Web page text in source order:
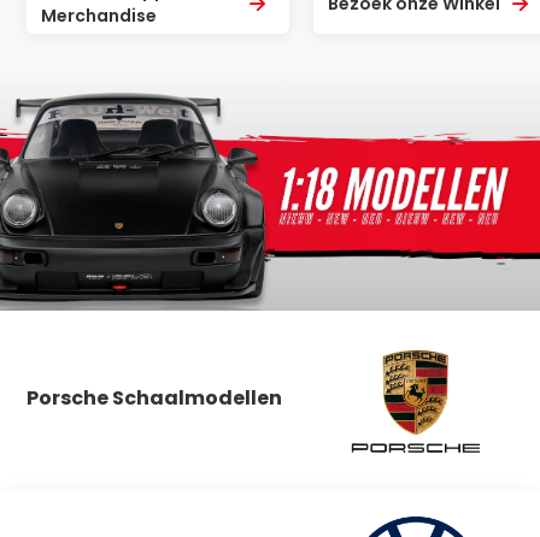
Merchandise
Porsche Schaalmodellen